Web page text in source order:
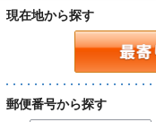
現在地から探す
郵便番号から探す